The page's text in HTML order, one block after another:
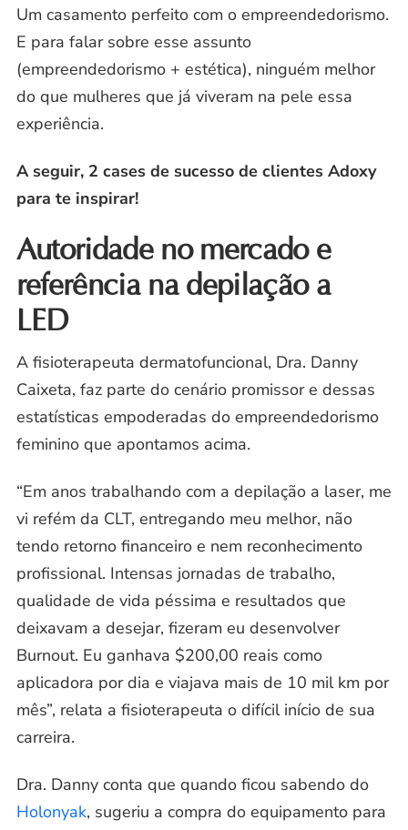
Um casamento perfeito com o empreendedorismo.
E para falar sobre esse assunto
(empreendedorismo + estética), ninguém melhor
do que mulheres que já viveram na pele essa
experiência.
A seguir, 2 cases de sucesso de clientes Adoxy
para te inspirar!
Autoridade no mercado e
referência na depilação a
LED
A fisioterapeuta dermatofuncional, Dra. Danny
Caixeta, faz parte do cenário promissor e dessas
estatísticas empoderadas do empreendedorismo
feminino que apontamos acima.
“Em anos trabalhando com a depilação a laser, me
vi refém da CLT, entregando meu melhor, não
tendo retorno financeiro e nem reconhecimento
profissional. Intensas jornadas de trabalho,
qualidade de vida péssima e resultados que
deixavam a desejar, fizeram eu desenvolver
Burnout. Eu ganhava $200,00 reais como
aplicadora por dia e viajava mais de 10 mil km por
mês”, relata a fisioterapeuta o difícil início de sua
carreira.
Dra. Danny conta que quando ficou sabendo do
Holonyak, sugeriu a compra do equipamento para